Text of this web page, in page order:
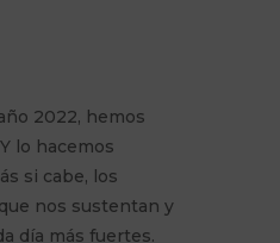
2022, hemos
lo hacemos
si cabe, los
nos sustentan y
día más fuertes.